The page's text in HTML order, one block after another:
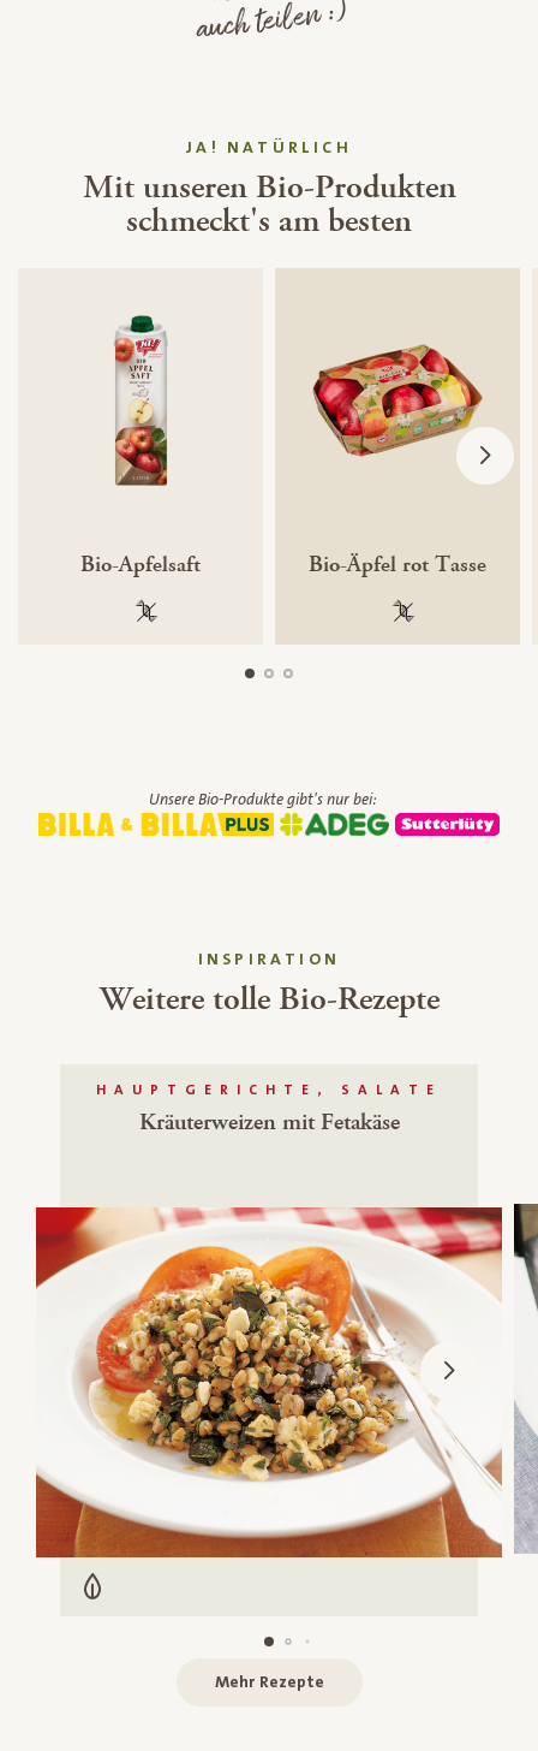
auch teilen :)
JA! NATÜRLICH
Mit unseren Bio-Produkten
schmeckt's am besten
Bio-Apfelsaft
100 % gentechnikfrei
Bio-Äpfel rot Tasse
100 %
Unsere Bio-Produkte gibt's nur bei:
INSPIRATION
Weitere tolle Bio-Rezepte
HAUPTGERICHTE, SALATE
Kräuterweizen mit Fetakäse
Vegetarisch
Mehr Rezepte